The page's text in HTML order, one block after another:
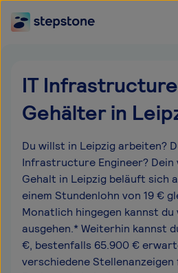
IT
Gehälter in
Du willst in Leipzig arbeiten?
Infrastructure Engineer?
Gehalt in Leipzig beläuft sich
einem Stundenlohn von 19 €
Monatlich hingegen kannst du
ausgehen.* Weiterhin kannst
€, bestenfalls 65.900 €
verschiedene